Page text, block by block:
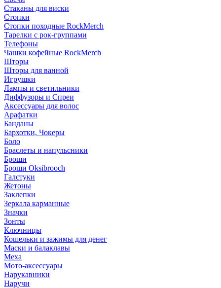
Стаканы для виски
Стопки
Стопки походные RockMerch
Тарелки с рок-группами
Телефоны
Чашки кофейные RockMerch
Шторы
Шторы для ванной
Игрушки
Лампы и светильники
Диффузоры и Спреи
Аксессуары для волос
Арафатки
Банданы
Бархотки, Чокеры
Боло
Браслеты и напульсники
Броши
Броши Oksibrooch
Галстуки
Жетоны
Заклепки
Зеркала карманные
Значки
Зонты
Ключницы
Кошельки и зажимы для денег
Маски и балаклавы
Меха
Мото-аксессуары
Нарукавники
Наручи